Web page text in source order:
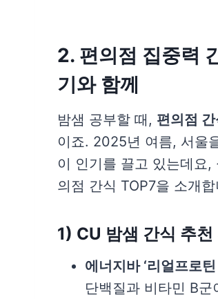
2. 편의점 집중력
기와 함께
밤샘 공부할 때, 편의점 간
이죠. 2025년 여름, 서울
이 인기를 끌고 있는데요
의점 간식 TOP7을 소개합
1) CU 밤샘 간식 추
에너지바 ‘리얼프로틴
단백질과 비타민 B